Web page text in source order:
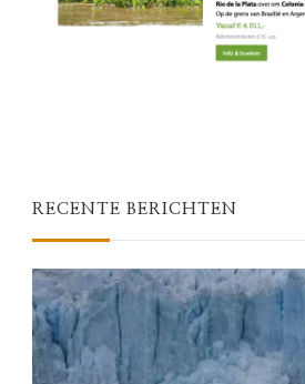
RECENTE BERICHTEN